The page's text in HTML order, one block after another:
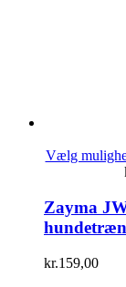
Vælg
Zayma
kr.159,00